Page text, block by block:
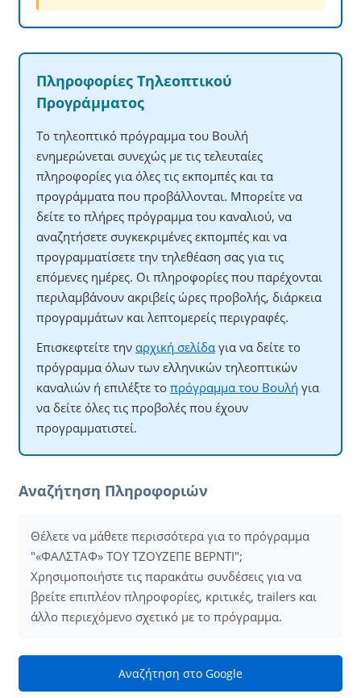
Πληροφορίες Τηλεοπτικού
Προγράμματος
Το τηλεοπτικό πρόγραμμα του Βουλή
ενημερώνεται συνεχώς με τις τελευταίες
πληροφορίες για όλες τις εκπομπές και τα
προγράμματα που προβάλλονται. Μπορείτε να
δείτε το πλήρες πρόγραμμα του καναλιού, να
αναζητήσετε συγκεκριμένες εκπομπές και να
προγραμματίσετε την τηλεθέαση σας για τις
επόμενες ημέρες. Οι πληροφορίες που παρέχονται
περιλαμβάνουν ακριβείς ώρες προβολής, διάρκεια
προγραμμάτων και λεπτομερείς περιγραφές.
Επισκεφτείτε την αρχική σελίδα για να δείτε το
πρόγραμμα όλων των ελληνικών τηλεοπτικών
καναλιών ή επιλέξτε το πρόγραμμα του Βουλή για
να δείτε όλες τις προβολές που έχουν
προγραμματιστεί.
Αναζήτηση Πληροφοριών
Θέλετε να μάθετε περισσότερα για το πρόγραμμα
"«ΦΑΛΣΤΑΦ» ΤΟΥ ΤΖΟΥΖΕΠΕ ΒΕΡΝΤΙ";
Χρησιμοποιήστε τις παρακάτω συνδέσεις για να
βρείτε επιπλέον πληροφορίες, κριτικές, trailers και
άλλο περιεχόμενο σχετικό με το πρόγραμμα.
Αναζήτηση στο Google